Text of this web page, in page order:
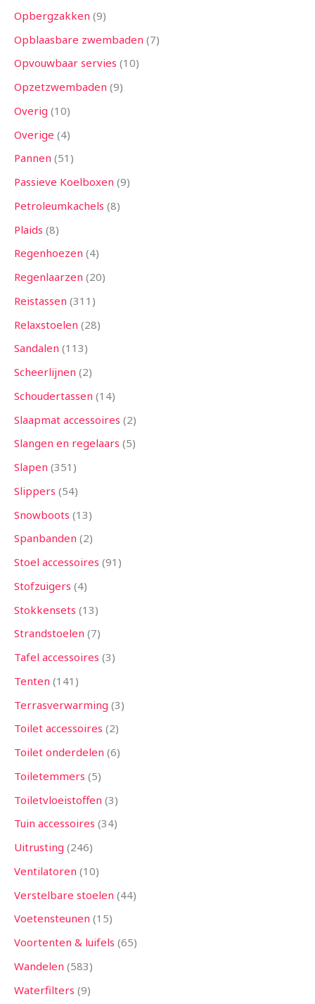
Opbergzakken 9
Opblaasbare zwembaden 7
Opvouwbaar servies 10
Opzetzwembaden 9
Overig 10
Overige 4
Pannen 51
Passieve Koelboxen 9
Petroleumkachels 8
Plaids 8
Regenhoezen 4
Regenlaarzen 20
Reistassen 311
Relaxstoelen 28
Sandalen 113
Scheerlijnen 2
Schoudertassen 14
Slaapmat accessoires 2
Slangen en regelaars 5
Slapen 351
Slippers 54
Snowboots 13
Spanbanden 2
Stoel accessoires 91
Stofzuigers 4
Stokkensets 13
Strandstoelen 7
Tafel accessoires 3
Tenten 141
Terrasverwarming 3
Toilet accessoires 2
Toilet onderdelen 6
Toiletemmers 5
Toiletvloeistoffen 3
Tuin accessoires 34
Uitrusting 246
Ventilatoren 10
Verstelbare stoelen 44
Voetensteunen 15
Voortenten & luifels 65
Wandelen 583
Waterfilters 9